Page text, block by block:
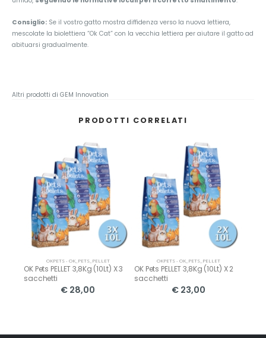
Consiglio: Se il vostro gatto mostra diffidenza verso la nuova lettiera,
mescolate la biolettiera “Ok Cat” con la vecchia lettiera per aiutare il gatto ad
abituarsi gradualmente.
Altri prodotti di GEM Innovation
PRODOTTI CORRELATI
OKPETS - OK_PETS_PELLET
OK Pets PELLET 3,8Kg (10Lt) X 3
sacchetti
€ 28,00
OKPETS - OK_PETS_PELLET
OK Pets PELLET 3,8Kg (10Lt) X 2
sacchetti
€ 23,00